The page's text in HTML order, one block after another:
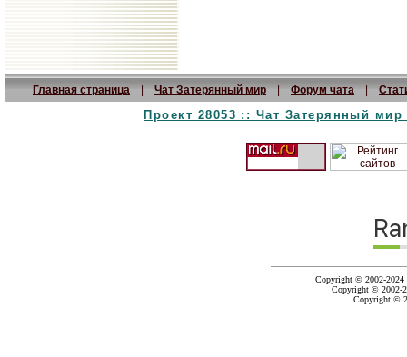
Главная страница Чат Затерянный мир Форум чата
Проект 28053 :: Чат Затерянный
Copyright © 2002-2024
Copyright © 2002-
Copyright ©